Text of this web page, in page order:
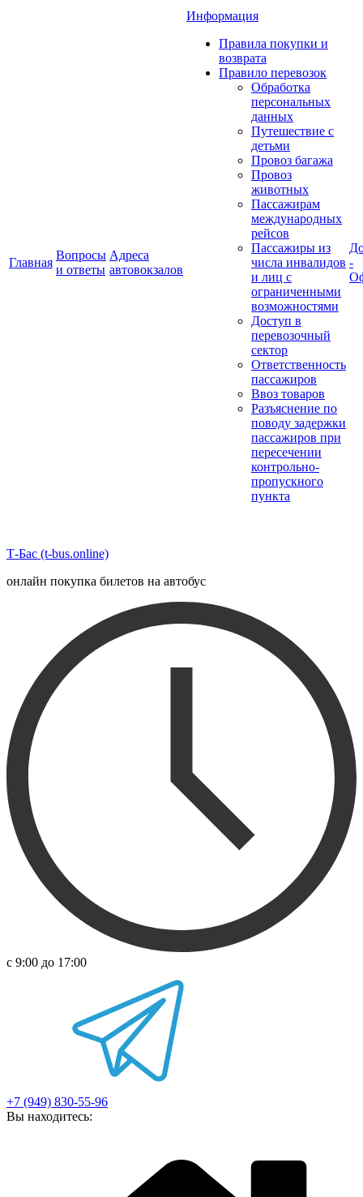
Главная
Вопросы
и ответы
Адреса
автовокзалов
Информация
Правила покупки и
возврата
Правило перевозок
Обработка
персональных
данных
Путешествие с
детьми
Провоз багажа
Провоз
животных
Пассажирам
международных
рейсов
Пассажиры из
числа инвалидов
и лиц с
ограниченными
возможностями
Доступ в
перевозочный
сектор
Ответственность
пассажиров
Ввоз товаров
Разъяснение по
поводу задержки
пассажиров при
пересечении
контрольно-
пропускного
пункта
-
Т-Бас (t-bus.online)
онлайн покупка билетов на автобус
с 9:00 до 17:00
+7 (949) 830-55-96
Вы находитесь: